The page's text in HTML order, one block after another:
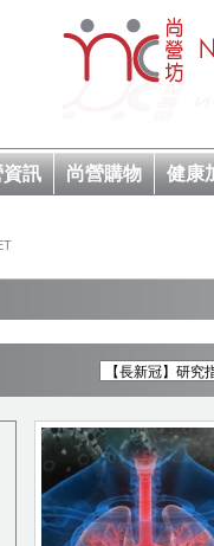
訊 尚營購物 健康